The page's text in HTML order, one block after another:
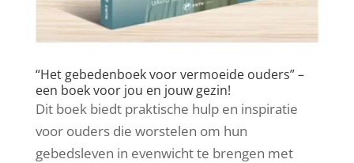
“Het gebedenboek voor vermoeide ouders” –
een boek voor jou en jouw gezin!
Dit boek biedt praktische hulp en inspiratie
voor ouders die worstelen om hun
gebedsleven in evenwicht te brengen met